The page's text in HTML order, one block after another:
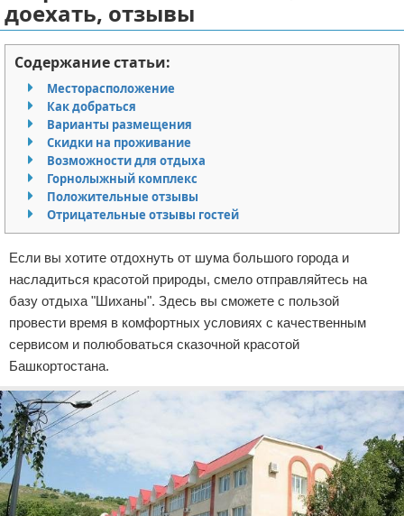
Авиаперелеты
Отели
Полезное для туристов
Отдых на природе
Аренда автомобилей
Документы и визы
Билеты
Планирование отдыха
Пляжный отдых
Турагенства
Экстримальный отдых
Разное про отдых
Отказ от ответственности
доехать, отзывы
Содержание статьи:
Месторасположение
Как добраться
Варианты размещения
Скидки на проживание
Возможности для отдыха
Горнолыжный комплекс
Положительные отзывы
Отрицательные отзывы гостей
Если вы хотите отдохнуть от шума большого города и
насладиться красотой природы, смело отправляйтесь на
базу отдыха "Шиханы". Здесь вы сможете с пользой
провести время в комфортных условиях с качественным
сервисом и полюбоваться сказочной красотой
Башкортостана.